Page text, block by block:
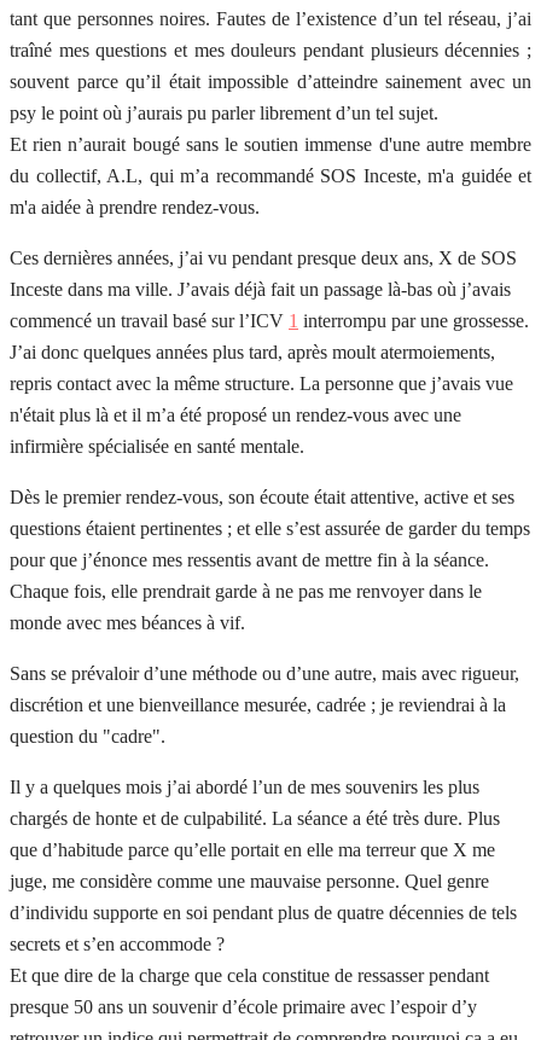
tant que personnes noires. Fautes de l’existence d’un tel réseau, j’ai
traîné mes questions et mes douleurs pendant plusieurs décennies ;
souvent parce qu’il était impossible d’atteindre sainement avec un
psy le point où j’aurais pu parler librement d’un tel sujet.
Et rien n’aurait bougé sans le soutien immense d'une autre membre
du collectif, A.L, qui m’a recommandé SOS Inceste, m'a guidée et
m'a aidée à prendre rendez-vous.
Ces dernières années, j’ai vu pendant presque deux ans, X de SOS
Inceste dans ma ville. J’avais déjà fait un passage là-bas où j’avais
commencé un travail basé sur l’ICV 1 interrompu par une grossesse.
J’ai donc quelques années plus tard, après moult atermoiements,
repris contact avec la même structure. La personne que j’avais vue
n'était plus là et il m’a été proposé un rendez-vous avec une
infirmière spécialisée en santé mentale.
Dès le premier rendez-vous, son écoute était attentive, active et ses
questions étaient pertinentes ; et elle s’est assurée de garder du temps
pour que j’énonce mes ressentis avant de mettre fin à la séance.
Chaque fois, elle prendrait garde à ne pas me renvoyer dans le
monde avec mes béances à vif.
Sans se prévaloir d’une méthode ou d’une autre, mais avec rigueur,
discrétion et une bienveillance mesurée, cadrée ; je reviendrai à la
question du "cadre".
Il y a quelques mois j’ai abordé l’un de mes souvenirs les plus
chargés de honte et de culpabilité. La séance a été très dure. Plus
que d’habitude parce qu’elle portait en elle ma terreur que X me
juge, me considère comme une mauvaise personne. Quel genre
d’individu supporte en soi pendant plus de quatre décennies de tels
secrets et s’en accommode ?
Et que dire de la charge que cela constitue de ressasser pendant
presque 50 ans un souvenir d’école primaire avec l’espoir d’y